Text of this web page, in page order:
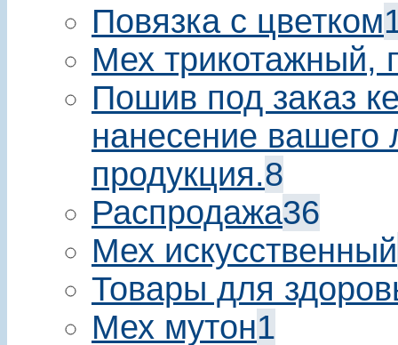
Повязка с цветком
Мех трикотажный,
Пошив под заказ
нанесение вашего
продукция.8
Распродажа36
Мех искусственный
Товары для
Мех мутон1